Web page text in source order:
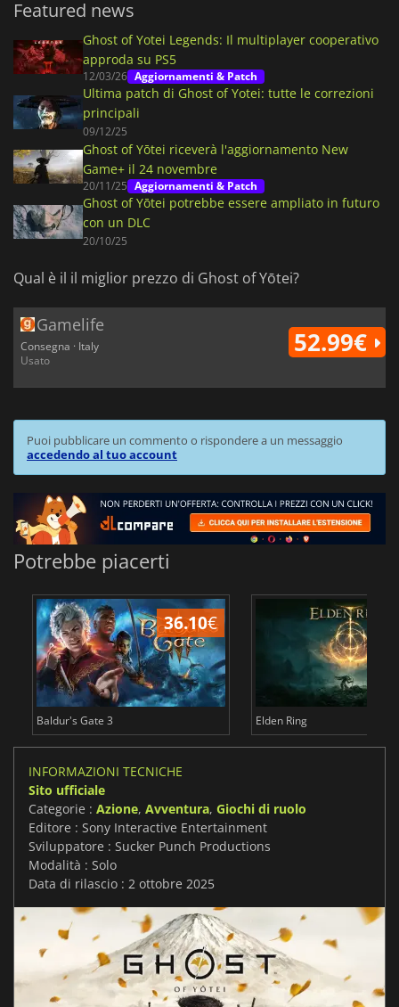
Featured news
Ghost of Yotei Legends: Il multiplayer cooperativo
approda su PS5
12/03/26 Aggiornamenti & Patch
Ultima patch di Ghost of Yotei: tutte le correzioni
principali
09/12/25
Ghost of Yōtei riceverà l'aggiornamento New
Game+ il 24 novembre
20/11/25 Aggiornamenti & Patch
Ghost of Yōtei potrebbe essere ampliato in futuro
con un DLC
20/10/25
Qual è il il miglior prezzo di Ghost of Yōtei?
Gamelife
Consegna · Italy
Usato
52.99€
Puoi pubblicare un commento o rispondere a un messaggio
accedendo al tuo account
Potrebbe piacerti
36.10€
Baldur's Gate 3 Elden Ring
INFORMAZIONI TECNICHE
Sito ufficiale
Categorie : Azione, Avventura, Giochi di ruolo
Editore : Sony Interactive Entertainment
Sviluppatore : Sucker Punch Productions
Modalità : Solo
Data di rilascio : 2 ottobre 2025